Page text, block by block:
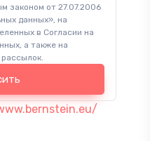
законом от 27.07.2006
данных», на
в Согласии на
а также на